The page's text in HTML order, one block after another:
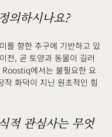
의하시나요?
를 향한 추구에 기반하고 있
전, 곧 토양과 동물이 길러
에서는 불필요한 요
화덕이 지닌 원초적인 힘
적 관심사는 무엇